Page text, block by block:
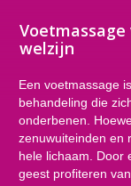
welzijn
Een voetmassage
behandeling die
onderbenen.
zenuwuiteinden en
hele lichaam. Door
geest profiteren